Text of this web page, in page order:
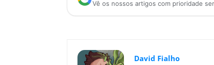
Vê os nossos artigos com prioridade
David Fialho